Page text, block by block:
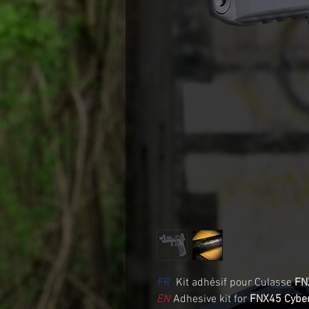
FR Kit adhésif pour Culasse
ENAdhesive kit forFNX45